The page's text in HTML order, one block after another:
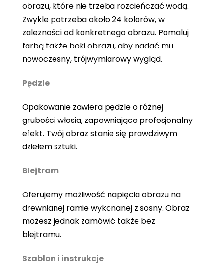
obrazu, które nie trzeba rozcieńczać wodą.
Zwykle potrzeba około 24 kolorów, w
zależności od konkretnego obrazu. Pomaluj
farbą także boki obrazu, aby nadać mu
nowoczesny, trójwymiarowy wygląd.
Pędzle
Opakowanie zawiera pędzle o różnej
grubości włosia, zapewniające profesjonalny
efekt. Twój obraz stanie się prawdziwym
dziełem sztuki.
Blejtram
Oferujemy możliwość napięcia obrazu na
drewnianej ramie wykonanej z sosny. Obraz
możesz jednak zamówić także bez
blejtramu.
Szablon i instrukcje